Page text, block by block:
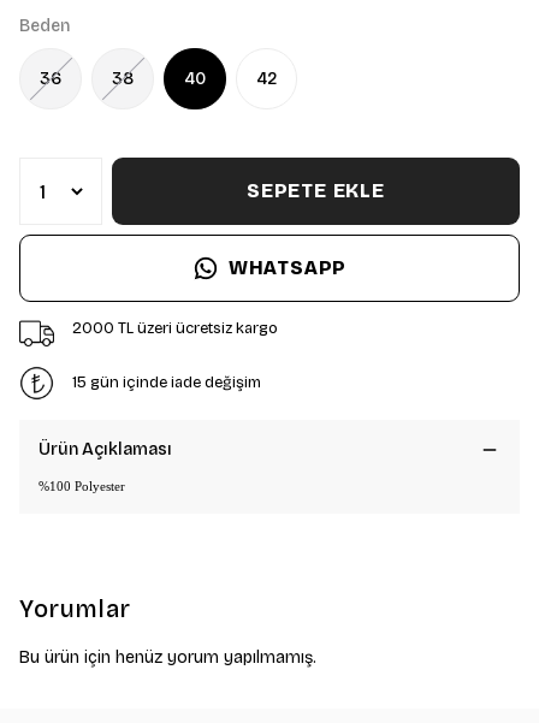
Beden
36 38 40 42
SEPETE EKLE
WHATSAPP
2000 TL üzeri ücretsiz kargo
15 gün içinde iade değişim
Ürün Açıklaması
%100 Polyester
Yorumlar
Bu ürün için henüz yorum yapılmamış.